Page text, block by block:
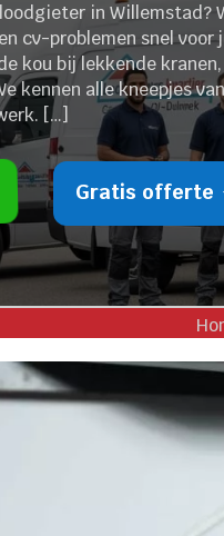
in Willemstad?
cv-problemen snel voor
kou bij lekkende
kennen alle kneepjes
[…]
Gratis offerte